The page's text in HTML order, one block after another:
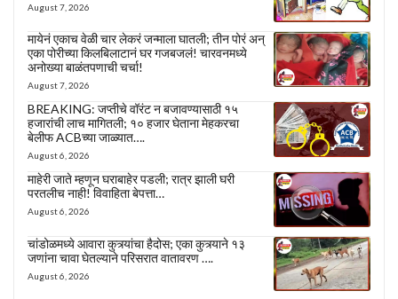
August 7, 2026
मायेनं एकाच वेळी चार लेकरं जन्माला घातली; तीन पोरं अन्
एका पोरीच्या किलबिलाटानं घर गजबजलं! चारवनमध्ये
अनोख्या बाळंतपणाची चर्चा!
August 7, 2026
BREAKING: जप्तीचे वॉरंट न बजावण्यासाठी १५
हजारांची लाच मागितली; १० हजार घेताना मेहकरचा
बेलीफ ACBच्या जाळ्यात….
August 6, 2026
माहेरी जाते म्हणून घराबाहेर पडली; रात्र झाली घरी
परतलीच नाही! विवाहिता बेपत्ता…
August 6, 2026
चांडोळमध्ये आवारा कुत्र्यांचा हैदोस; एका कुत्र्याने १३
जणांना चावा घेतल्याने परिसरात वातावरण ….
August 6, 2026